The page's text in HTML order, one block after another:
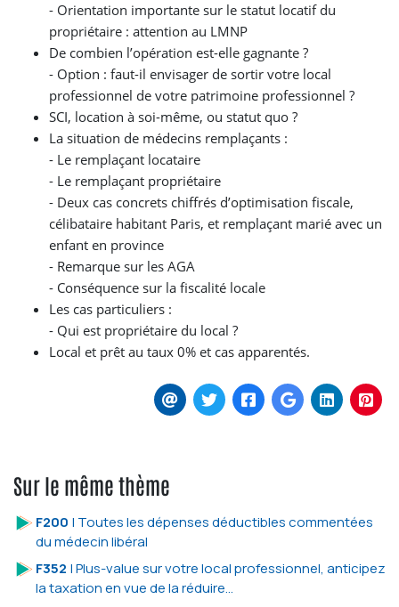
- Orientation importante sur le statut locatif du
propriétaire : attention au LMNP
De combien l’opération est-elle gagnante ?
- Option : faut-il envisager de sortir votre local
professionnel de votre patrimoine professionnel ?
SCI, location à soi-même, ou statut quo ?
La situation de médecins remplaçants :
- Le remplaçant locataire
- Le remplaçant propriétaire
- Deux cas concrets chiffrés d’optimisation fiscale,
célibataire habitant Paris, et remplaçant marié avec un
enfant en province
- Remarque sur les AGA
- Conséquence sur la fiscalité locale
Les cas particuliers :
- Qui est propriétaire du local ?
Local et prêt au taux 0% et cas apparentés.
Sur le même thème
F200 | Toutes les dépenses déductibles commentées
du médecin libéral
F352 | Plus-value sur votre local professionnel, anticipez
la taxation en vue de la réduire…